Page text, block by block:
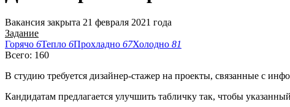
Вакансия закрыта 21 февраля 2021 года
Задание
Горячо 6Тепло 6Прохладно 67Холодно 81
Всего: 160
В студию требуется дизайнер-стажер на проекты, связанные с
Кандидатам предлагается улучшить табличку так, чтобы